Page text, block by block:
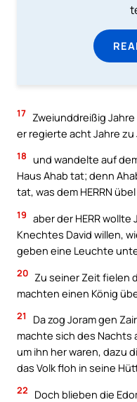
17 Zweiunddreißig Jahre
er regierte acht Jahre zu
18 und wandelte auf
Haus Ahab tat; denn
tat, was dem HERRN
19 aber der HERR
Knechtes David willen,
geben eine Leuchte
20 Zu seiner Zeit fielen
machten einen König
21
Da zog Joram gen
machte sich des Nachts
um ihn her waren, dazu
das Volk floh in seine
22
Doch blieben die